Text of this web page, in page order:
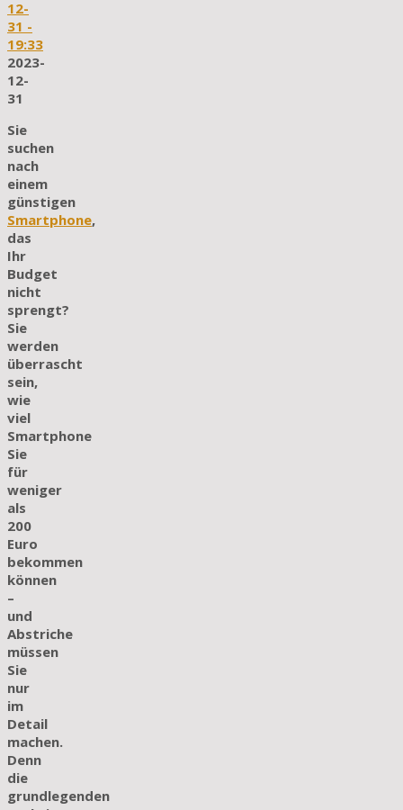
12-
31 -
19:33
2023-
12-
31
Sie
suchen
nach
einem
günstigen
Smartphone,
das
Ihr
Budget
nicht
sprengt?
Sie
werden
überrascht
sein,
wie
viel
Smartphone
Sie
für
weniger
als
200
Euro
bekommen
können
–
und
Abstriche
müssen
Sie
nur
im
Detail
machen.
Denn
die
grundlegenden